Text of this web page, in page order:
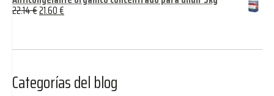
22.14€21.60€
Categorías del blog